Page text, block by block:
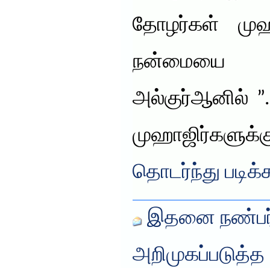
தோழர்கள்
நன்மையை
அல்குர்ஆனில்
தொடர்ந்து
இதனை
அறிமுகப்படுத்த